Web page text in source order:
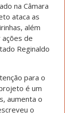
na Câmara
ataca as
além
de
Reginaldo
para o
é um
aumenta o
o